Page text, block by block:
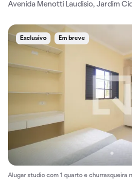
Avenida Menotti Laudisio, Jardim
Exclusivo Em breve
Alugar studio com 1 quarto e churrasqueira